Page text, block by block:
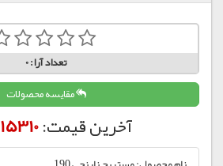
تعداد آرا:0
مقایسه محصولات
آخرین قیمت:15310 تومان